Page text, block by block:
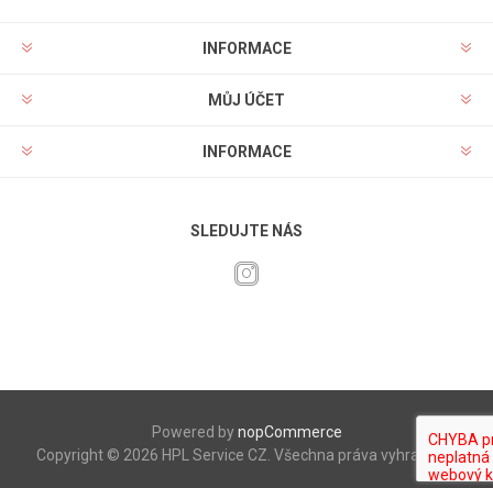
INFORMACE
MŮJ ÚČET
INFORMACE
SLEDUJTE NÁS
Powered bynopCommerce
Copyright © 2026 HPL Service CZ. Všechna práva vyhrazena.